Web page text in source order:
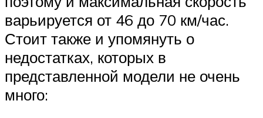
варьируется от 46 до 70 км/час.
Стоит также и упомянуть о
недостатках, которых в
представленной модели не очень
много: